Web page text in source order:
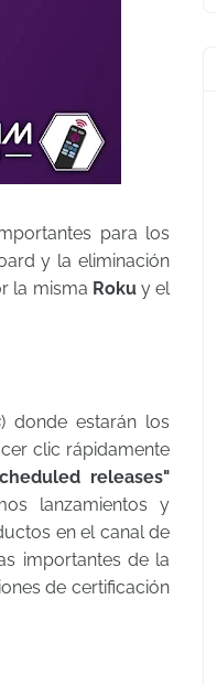
para los
y la eliminación
la misma Rokuy el
) donde estarán los
clic rápidamente
releases"
lanzamientos y
en el canal de
importantes de la
de certificación